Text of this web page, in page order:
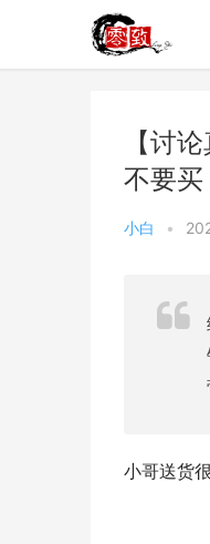
【讨
不要买
小白 •
小哥送货